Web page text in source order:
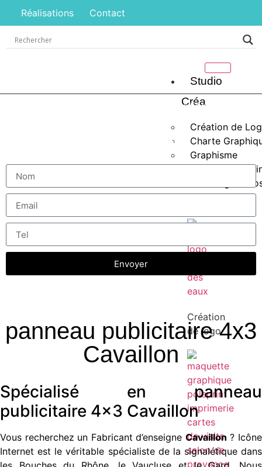
Réalisations Contact
Studio
Créa
Création de
Charte
Graphisme
Design
Shooting
Drone
Création
de logo
Spécialiste enseignes Cavaillon
Demande de rappel
Envoyer
panneau publicitaire 4x3
Cavaillon
Spécialisé en panneau
publicitaire 4×3 Cavaillon
Vous recherchez un Fabricant d’enseigne Cavaillon ? Icône
Internet est le véritable spécialiste de la signalétique dans